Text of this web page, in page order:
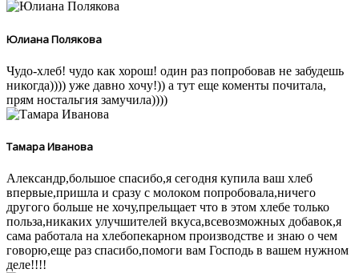
Юлиана Полякова
Чудо-хлеб! чудо как хорош! один раз попробовав не забудешь
никогда)))) уже давно хочу!)) а тут еще коменты почитала,
прям ностальгия замучила))))
Тамара Иванова
Александр,большое спасибо,я сегодня купила ваш хлеб
впервые,пришла и сразу с молоком попробовала,ничего
другого больше не хочу,прельщает что в этом хлебе только
польза,никаких улучшителей вкуса,всевозможных добавок,я
сама работала на хлебопекарном производстве и знаю о чем
говорю,еще раз спасибо,помоги вам Господь в вашем нужном
деле!!!!